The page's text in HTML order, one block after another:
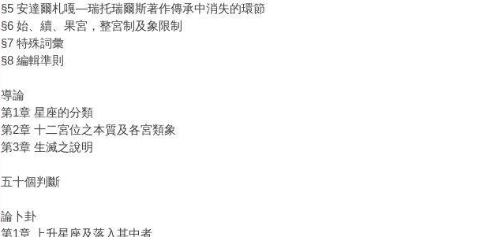
§5 安達爾札嘎―瑞托瑞爾斯著作傳承中消失的環節
§6 始、續、果宮，整宮制及象限制
§7 特殊詞彙
§8 編輯準則
導論
第1章 星座的分類
第2章 十二宮位之本質及各宮類象
第3章 生滅之說明
五十個判斷
論卜卦
第1章 上升星座及落入其中者